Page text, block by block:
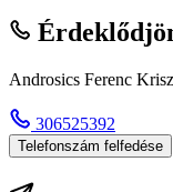
Androsics Ferenc
306525392
Telefonszám felfedése